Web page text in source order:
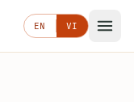
EN VI